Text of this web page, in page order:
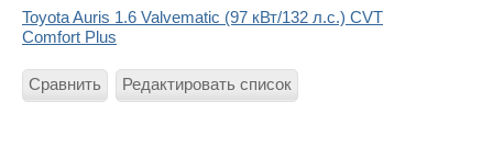
Toyota Auris 1.6 Valvematic (97 кВт/132 л.с.) CVT
Comfort Plus
Сравнить Редактировать список